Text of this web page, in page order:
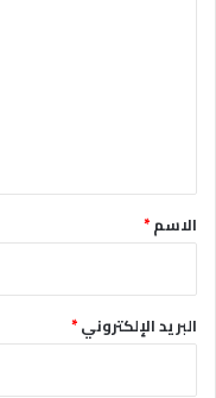
*الاسم*
البريد الإلكتروني*